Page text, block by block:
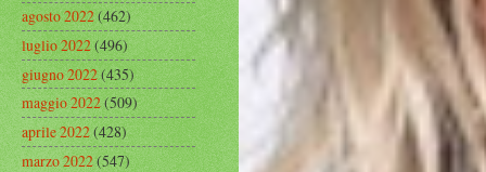
agosto 2022(462)
luglio 2022(496)
giugno 2022(435)
maggio 2022(509)
aprile 2022(428)
marzo 2022(547)